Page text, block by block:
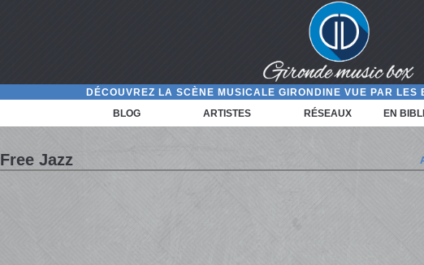
DÉCOUVREZ LA SCÈNE MUSICALE GIRONDINE VUE PAR
BLOG
ARTISTES RÉSEAUX EN
Free Jazz